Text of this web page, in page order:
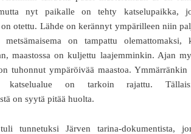
nyt paikalle on tehty katselupaikka,
otettu. Lähde on kerännyt ympärilleen niin
metsämaisema on tampattu olemattomaksi,
maastossa on kuljettu laajemminkin. Ajan
tuhonnut ympäröivää maastoa. Ymmärränkin
on tarkoin rajattu.
on syytä pitää huolta.
tunnetuksi Järven tarina-dokumentista,